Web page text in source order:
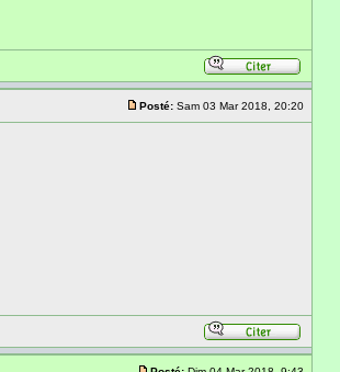
Posté: Sam 03 Mar 2018, 20:20